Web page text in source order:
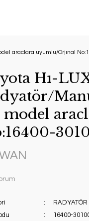
araclara uyumlu/Orjınal
Hı-
model
RADYATÖR
16400-